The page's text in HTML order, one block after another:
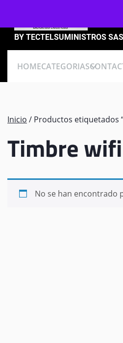
content
BY TECTELSUMINISTROS SAS
HOMECATEGORIAS
Inicio / Productos etiquetados
Timbre
No se han encontrado